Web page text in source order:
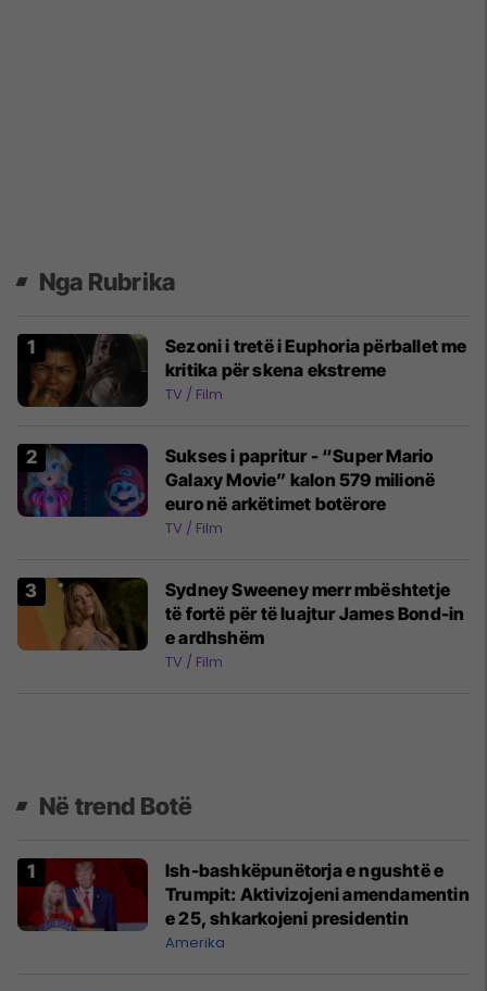
Nga Rubrika
Sezoni i tretë i Euphoria përballet me
kritika për skena ekstreme
TV / Film
Sukses i papritur - “Super Mario
Galaxy Movie” kalon 579 milionë
euro në arkëtimet botërore
TV / Film
Sydney Sweeney merr mbështetje
të fortë për të luajtur James Bond-in
e ardhshëm
TV / Film
Në trend Botë
Ish-bashkëpunëtorja e ngushtë e
Trumpit: Aktivizojeni amendamentin
e 25, shkarkojeni presidentin
Amerika